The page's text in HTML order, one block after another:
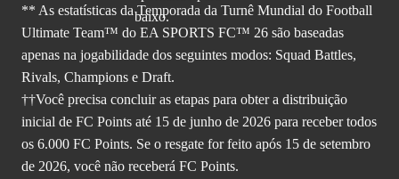
** As estatísticas da Temporada da Turnê Mundial do Football
Ultimate Team™ do EA SPORTS FC™ 26 são baseadas
apenas na jogabilidade dos seguintes modos: Squad Battles,
Rivals, Champions e Draft.
††Você precisa concluir as etapas para obter a distribuição
inicial de FC Points até 15 de junho de 2026 para receber todos
os 6.000 FC Points. Se o resgate for feito após 15 de setembro
de 2026, você não receberá FC Points.